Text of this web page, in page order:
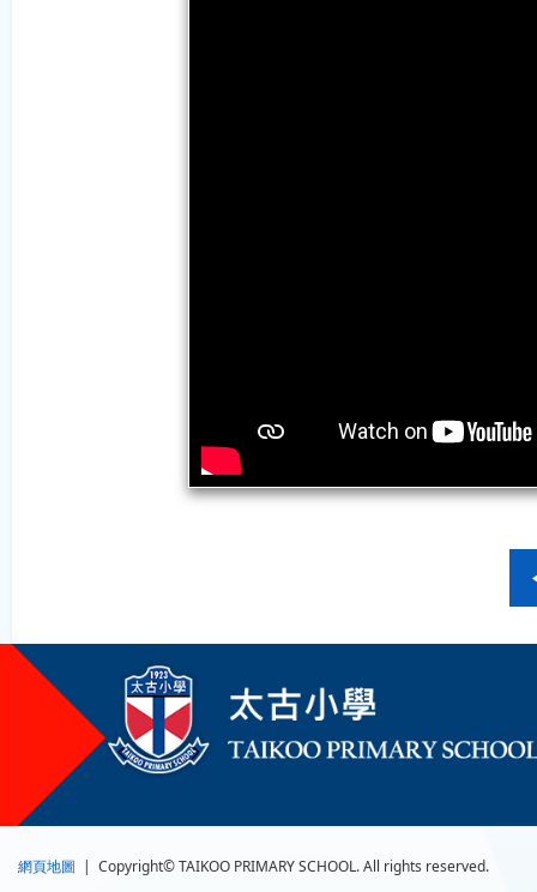
網頁地圖 | Copyright© TAIKOO PRIMARY SCHOOL. All rights reserved.